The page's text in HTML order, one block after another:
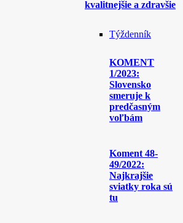
kvalitnejšie a zdravšie
Týždenník
KOMENT
1/2023:
Slovensko
smeruje k
predčasným
voľbám
Koment 48-
49/2022:
Najkrajšie
sviatky roka sú
tu